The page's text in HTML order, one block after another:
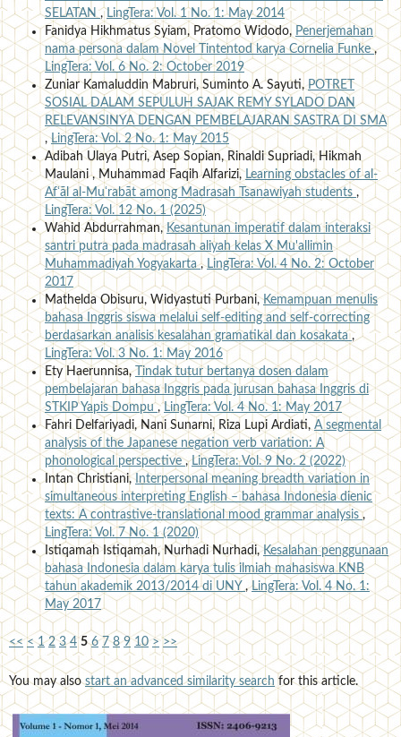
SELATAN,LingTera: Vol. 1 No. 1: May 2014
Fanidya Hikhmatus Syiam, Pratomo Widodo, Penerjemahan
nama persona dalam Novel Tintentod karya Cornelia Funke,
LingTera: Vol. 6 No. 2: October 2019
Zuniar Kamaluddin Mabruri, Suminto A. Sayuti, POTRET
SOSIAL DALAM SEPULUH SAJAK REMY SYLADO DAN
RELEVANSINYA DENGAN PEMBELAJARAN SASTRA DI SMA
,LingTera: Vol. 2 No. 1: May 2015
Adibah Ulaya Putri, Asep Sopian, Rinaldi Supriadi, Hikmah
Maulani , Muhammad Faqih Alfarizi,Learning obstacles of al-
Afʿāl al-Muʿrabāt among Madrasah Tsanawiyah students ,
LingTera: Vol. 12 No. 1 (2025)
Wahid Abdurrahman,Kesantunan imperatif dalam interaksi
santri putra pada madrasah aliyah kelas X Mu'allimin
Muhammadiyah Yogyakarta,LingTera: Vol. 4 No. 2: October
2017
Mathelda Obisuru, Widyastuti Purbani,Kemampuan menulis
bahasa Inggris siswa melalui self-editing and self-correcting
berdasarkan analisis kesalahan gramatikal dan kosakata,
LingTera: Vol. 3 No. 1: May 2016
Ety Haerunnisa,Tindak tutur bertanya dosen dalam
pembelajaran bahasa Inggris pada jurusan bahasa Inggris di
STKIP Yapis Dompu,LingTera: Vol. 4 No. 1: May 2017
Fahri Delfariyadi, Nani Sunarni, Riza Lupi Ardiati, A segmental
analysis of the Japanese negation verb variation: A
phonological perspective,LingTera: Vol. 9 No. 2 (2022)
Intan Christiani,Interpersonal meaning breadth variation in
simultaneous interpreting English – bahasa Indonesia dienic
texts: A contrastive-translational mood grammar analysis,
LingTera: Vol. 7 No. 1 (2020)
Istiqamah Istiqamah, Nurhadi Nurhadi,Kesalahan penggunaan
bahasa Indonesia dalam karya tulis ilmiah mahasiswa KNB
tahun akademik 2013/2014 di UNY ,LingTera: Vol. 4 No. 1:
May 2017
<< < 1 2 3 4 5 6 7 8 9 10 > >>
You may alsostart an advanced similarity search for this article.